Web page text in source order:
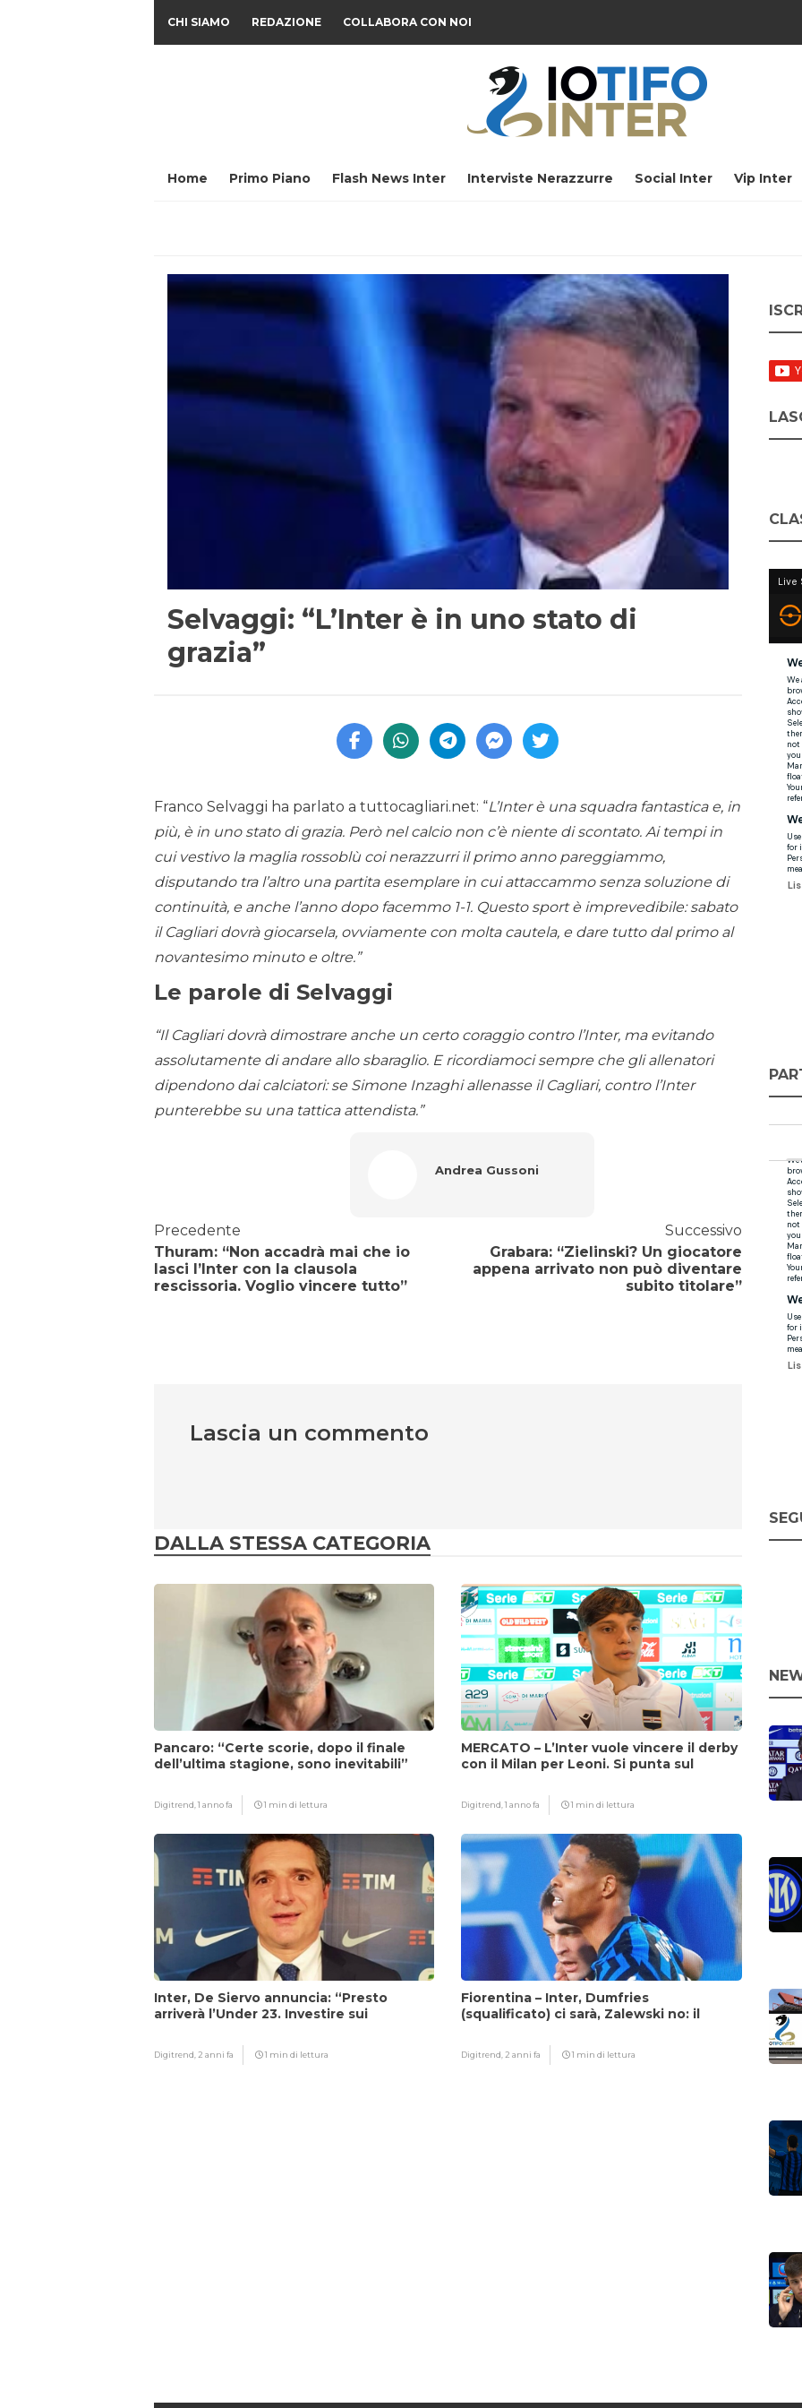
CHI SIAMO REDAZIONE COLLABORA CON NOI
Home Primo Piano Flash News Inter Interviste Nerazzurre Social Inter Vip Inter
Selvaggi: “L’Inter è in uno stato di
grazia”
Franco Selvaggi ha parlato a tuttocagliari.net: “L’Inter è una squadra fantastica e, in
più, è in uno stato di grazia. Però nel calcio non c’è niente di scontato. Ai tempi in
cui vestivo la maglia rossoblù coi nerazzurri il primo anno pareggiammo,
disputando tra l’altro una partita esemplare in cui attaccammo senza soluzione di
continuità, e anche l’anno dopo facemmo 1-1. Questo sport è imprevedibile: sabato
il Cagliari dovrà giocarsela, ovviamente con molta cautela, e dare tutto dal primo al
novantesimo minuto e oltre.”
Le parole di Selvaggi
“Il Cagliari dovrà dimostrare anche un certo coraggio contro l’Inter, ma evitando
assolutamente di andare allo sbaraglio. E ricordiamoci sempre che gli allenatori
dipendono dai calciatori: se Simone Inzaghi allenasse il Cagliari, contro l’Inter
punterebbe su una tattica attendista.”
Andrea Gussoni
Precedente
Thuram: “Non accadrà mai che io
lasci l’Inter con la clausola
rescissoria. Voglio vincere tutto”
Successivo
Grabara: “Zielinski? Un giocatore
appena arrivato non può diventare
subito titolare”
Lascia un commento
DALLA STESSA CATEGORIA
Pancaro: “Certe scorie, dopo il finale
dell’ultima stagione, sono inevitabili”
Digitrend,1 anno fa 1 min di lettura
MERCATO – L’Inter vuole vincere il derby
con il Milan per Leoni. Si punta sul
Digitrend,1 anno fa 1 min di lettura
Inter, De Siervo annuncia: “Presto
arriverà l’Under 23. Investire sui
Digitrend,2 anni fa 1 min di lettura
Fiorentina – Inter, Dumfries
(squalificato) ci sarà, Zalewski no: il
Digitrend,2 anni fa 1 min di lettura